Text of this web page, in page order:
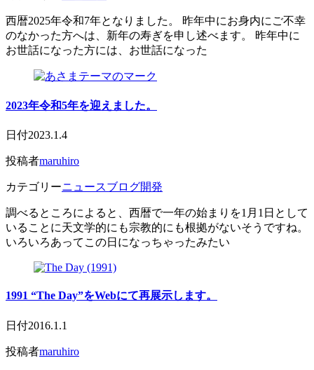
西暦2025年令和7年となりました。 昨年中にお身内にご不幸
のなかった方へは、新年の寿ぎを申し述べます。 昨年中に
お世話になった方には、お世話になった
2023年令和5年を迎えました。
日付2023.1.4
投稿者maruhiro
カテゴリーニュースブログ開発
調べるところによると、西暦で一年の始まりを1月1日として
いることに天文学的にも宗教的にも根拠がないそうですね。
いろいろあってこの日になっちゃったみたい
1991 “The Day”をWebにて再展示します。
日付2016.1.1
投稿者maruhiro